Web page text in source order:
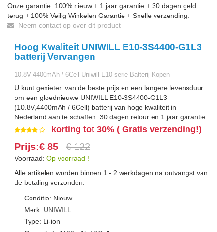
Onze garantie: 100% nieuw + 1 jaar garantie + 30 dagen geld
terug + 100% Veilig Winkelen Garantie + Snelle verzending.
Neem contact op over dit product
Hoog Kwaliteit UNIWILL E10-3S4400-G1L3
batterij Vervangen
10.8V 4400mAh / 6Cell Uniwill E10 serie Batterij Kopen
U kunt genieten van de beste prijs en een langere levensduur
om een gloednieuwe UNIWILL E10-3S4400-G1L3
(10.8V,4400mAh / 6Cell) batterij van hoge kwaliteit in
Nederland aan te schaffen. 30 dagen retour en 1 jaar garantie.
korting tot 30% ( Gratis verzending!)
Prijs:€ 85 € 122
Voorraad: Op voorraad !
Alle artikelen worden binnen 1 - 2 werkdagen na ontvangst van
de betaling verzonden.
Conditie: Nieuw
Merk: UNIWILL
Type: Li-ion